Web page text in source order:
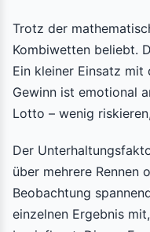
Trotz der
Kombiwetten beliebt.
Ein kleiner Einsatz mit
Gewinn ist emotional
Lotto – wenig
Der
über mehrere Rennen
Beobachtung
einzelnen Ergebnis